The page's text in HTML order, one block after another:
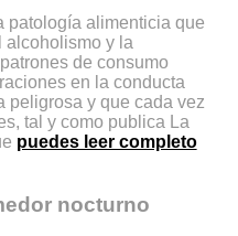
patología alimenticia que
alcoholismo y la
de consumo
en la conducta
peligrosa y que cada vez
tal y como publica La
puedes leer completo
nocturno